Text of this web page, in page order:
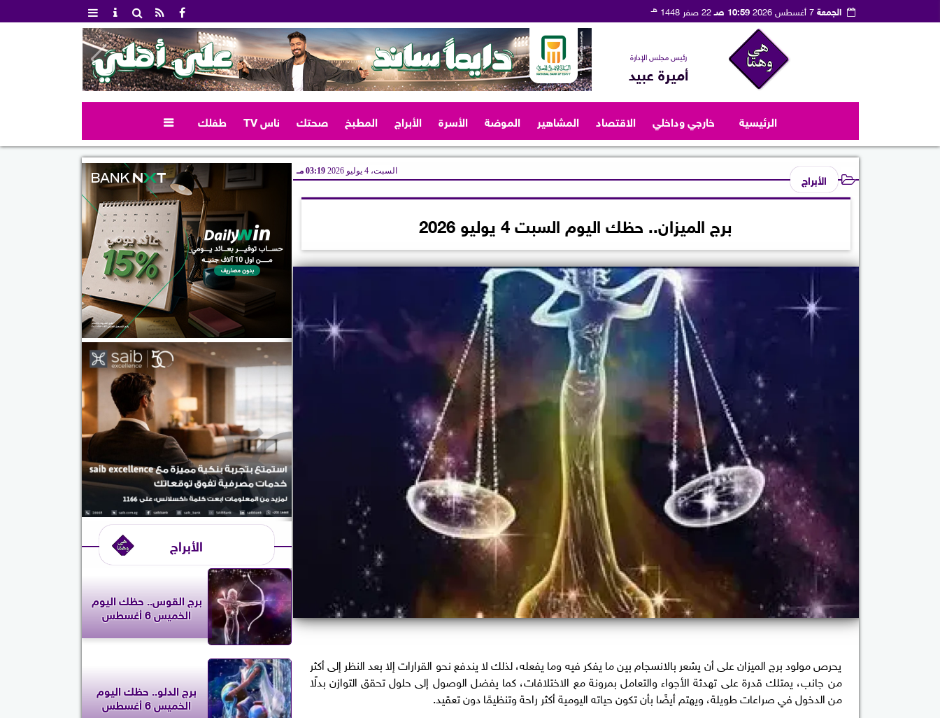
الجمعة7 أغسطس 2026 10:59 صـ 22 صفر 1448 هـ
رئيس مجلس الإدارة
أميرة عبيد
الرئيسية خارجي وداخلي الاقتصاد المشاهير الموضة الأسرة الأبراج المطبخ صحتك ناس TV طفلك 
الأبراج السبت، 4 يوليو 2026 03:19 مـ
برج الميزان.. حظك اليوم السبت 4 يوليو 2026
يحرص مولود برج الميزان على أن يشعر بالانسجام بين ما يفكر فيه وما يفعله، لذلك لا يندفع نحو القرارات إلا بعد النظر إلى أكثر
من جانب، يمتلك قدرة على تهدئة الأجواء والتعامل بمرونة مع الاختلافات، كما يفضل الوصول إلى حلول تحقق التوازن بدلًا
من الدخول في صراعات طويلة، ويهتم أيضًا بأن تكون حياته اليومية أكثر راحة وتنظيمًا دون تعقيد.
الأبراج
برج القوس.. حظك اليوم
الخميس 6 أغسطس
برج الدلو.. حظك اليوم
الخميس 6 أغسطس